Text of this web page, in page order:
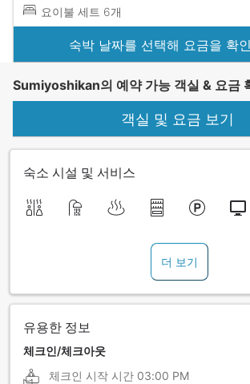
요이불 세트 6개
숙박 날짜를 선택해 요금을 확
Sumiyoshikan의 예약 가능 객실 & 요금
객실 및 요금 보기
숙소 시설 및 서비스
더 보기
유용한 정보
체크인/체크아웃
체크인 시작 시간 03:00 PM